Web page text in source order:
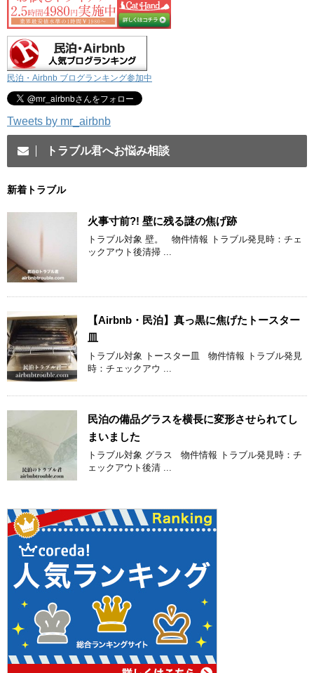
民泊・Airbnb ブログランキング参加中
Tweets by mr_airbnb
トラブル君へお悩み相談
新着トラブル
火事寸前?! 壁に残る謎の焦げ跡
トラブル対象 壁。 物件情報 トラブル発見時：チェ
ックアウト後清掃 ...
【Airbnb・民泊】真っ黒に焦げたトースター
皿
トラブル対象 トースター皿 物件情報 トラブル発見
時：チェックアウ ...
民泊の備品グラスを横長に変形させられてし
まいました
トラブル対象 グラス 物件情報 トラブル発見時：チ
ェックアウト後清 ...